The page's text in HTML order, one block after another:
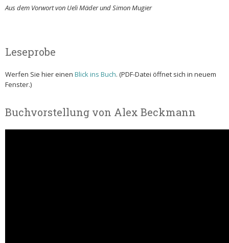
Aus dem Vorwort von Ueli Mäder und Simon Mugier
Leseprobe
Werfen Sie hier einen Blick ins Buch. (PDF-Datei öffnet sich in neuem
Fenster.)
Buchvorstellung von Alex Beckmann